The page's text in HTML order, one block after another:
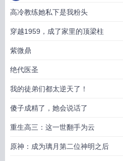
高冷教练她私下是我粉头
穿越1959，成了家里的顶梁柱
紫微鼎
绝代医圣
我的徒弟们都太逆天了！
傻子成精了，她会说话了
重生高三：这一世翻手为云
原神：成为璃月第二位神明之后